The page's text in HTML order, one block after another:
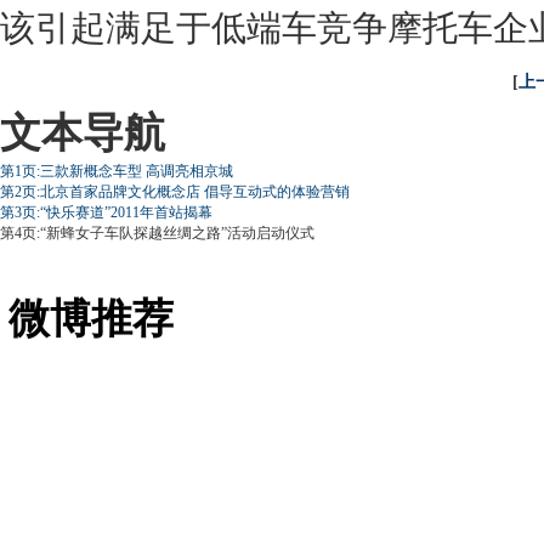
该引起满足于低端车竞争摩托车企
[上
文本导航
第1页:三款新概念车型 高调亮相京城
第2页:北京首家品牌文化概念店 倡导互动式的体验营销
第3页:“快乐赛道”2011年首站揭幕
第4页:“新蜂女子车队探越丝绸之路”活动启动仪式
微博推荐